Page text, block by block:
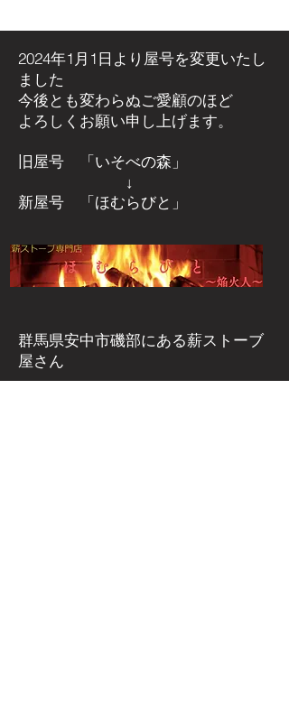
2024年1月1日より屋号を変更いたし
ました
今後とも変わらぬご愛顧のほど
よろしくお願い申し上げます。
旧屋号 「いそべの森」
↓
新屋号 「ほむらびと」
群馬県安中市磯部にある薪ストーブ
屋さん